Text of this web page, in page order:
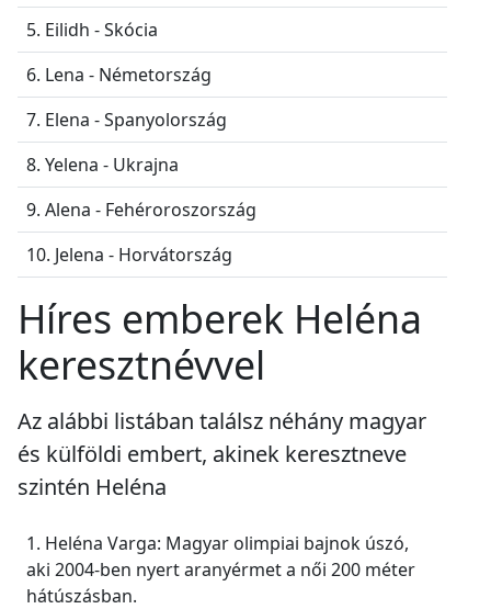
5. Eilidh - Skócia
6. Lena - Németország
7. Elena - Spanyolország
8. Yelena - Ukrajna
9. Alena - Fehéroroszország
10. Jelena - Horvátország
Híres emberek Heléna
keresztnévvel
Az alábbi listában találsz néhány magyar
és külföldi embert, akinek keresztneve
szintén Heléna
1. Heléna Varga: Magyar olimpiai bajnok úszó,
aki 2004-ben nyert aranyérmet a női 200 méter
hátúszásban.